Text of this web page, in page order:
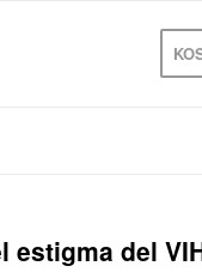
estigma del